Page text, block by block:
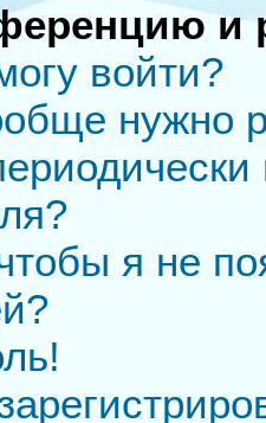
и
войти?
нужно
я не